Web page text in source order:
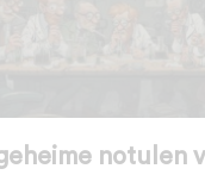
notulen